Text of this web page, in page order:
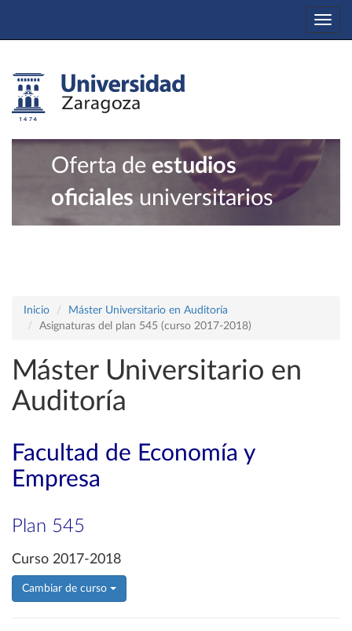
Oferta de estudios
oficiales universitarios
Inicio
Máster Universitario en Auditoría
Asignaturas del plan 545 (curso 2017-2018)
Máster Universitario en
Auditoría
Facultad de Economía y
Empresa
Plan 545
Curso 2017-2018
Cambiar de curso